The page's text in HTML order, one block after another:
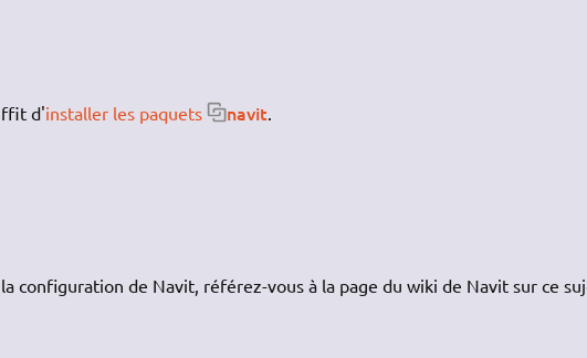
d'installer les paquets navit.
configuration de Navit, référez-vous à la page du wiki de Navit sur ce